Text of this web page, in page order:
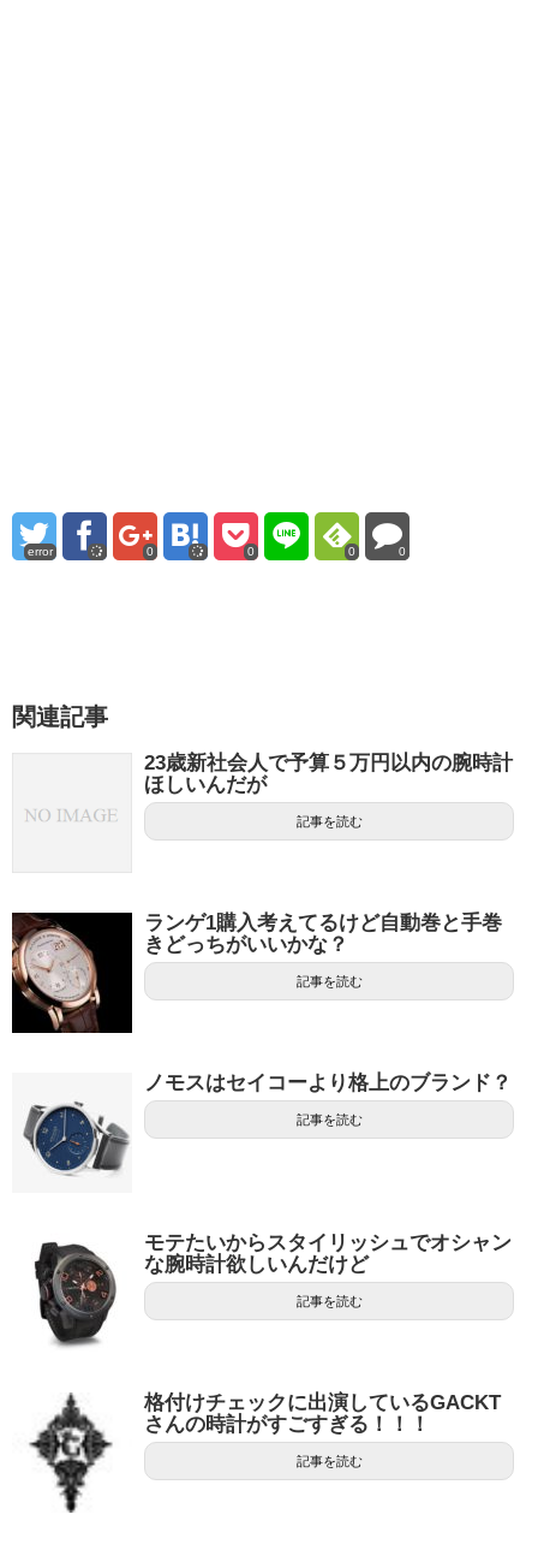
error 0 0 0 0
関連記事
23歳新社会人で予算５万円以内の腕時計
ほしいんだが
記事を読む
ランゲ1購入考えてるけど自動巻と手巻
きどっちがいいかな？
記事を読む
ノモスはセイコーより格上のブランド？
記事を読む
モテたいからスタイリッシュでオシャン
な腕時計欲しいんだけど
記事を読む
格付けチェックに出演しているGACKT
さんの時計がすごすぎる！！！
記事を読む